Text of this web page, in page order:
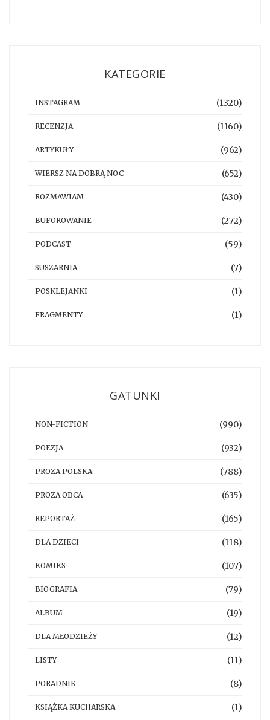
KATEGORIE
INSTAGRAM (1320)
RECENZJA (1160)
ARTYKUŁY (962)
WIERSZ NA DOBRĄ NOC (652)
ROZMAWIAM (430)
BUFOROWANIE (272)
PODCAST (59)
SUSZARNIA (7)
POSKLEJANKI (1)
FRAGMENTY (1)
GATUNKI
NON-FICTION (990)
POEZJA (932)
PROZA POLSKA (788)
PROZA OBCA (635)
REPORTAŻ (165)
DLA DZIECI (118)
KOMIKS (107)
BIOGRAFIA (79)
ALBUM (19)
DLA MŁODZIEŻY (12)
LISTY (11)
PORADNIK (8)
KSIĄŻKA KUCHARSKA (1)